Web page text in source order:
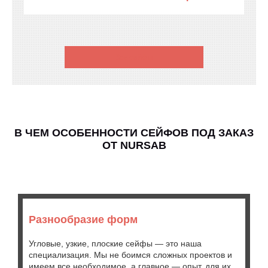
В ЧЕМ ОСОБЕННОСТИ СЕЙФОВ ПОД ЗАКАЗ
ОТ NURSAB
Разнообразие форм
Угловые, узкие, плоские сейфы — это наша
специализация. Мы не боимся сложных проектов и